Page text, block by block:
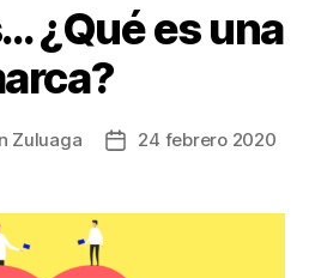
¿Qué es una
Zuluaga
Fecha
entrada
24 febrero 2020